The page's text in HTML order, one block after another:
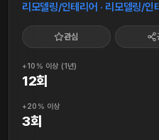
리모델링/인테리어 · 리모델링/인
관심
+10% 이상 (1년)
12회
+20% 이상
3회